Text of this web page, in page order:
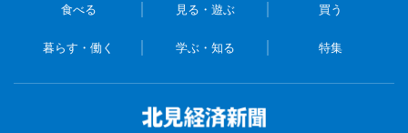
食べる 見る・遊ぶ 買う
暮らす・働く 学ぶ・知る 特集